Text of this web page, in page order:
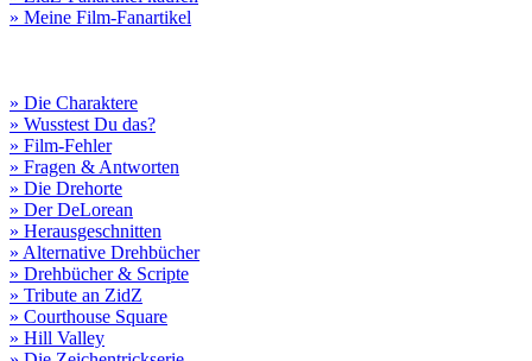
» Meine Film-Fanartikel
» Die Charaktere
» Wusstest Du das?
» Film-Fehler
» Fragen & Antworten
» Die Drehorte
» Der DeLorean
» Herausgeschnitten
» Alternative Drehbücher
» Drehbücher & Scripte
» Tribute an ZidZ
» Courthouse Square
» Hill Valley